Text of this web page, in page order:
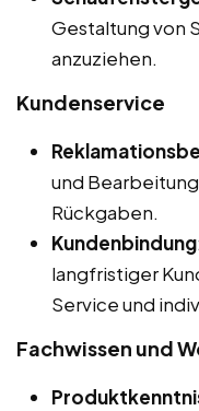
Gestaltung von
anzuziehen.
Kundenservice
und
Rückgaben.
Kundenbindung
langfristiger
Service und
Fachwissen und